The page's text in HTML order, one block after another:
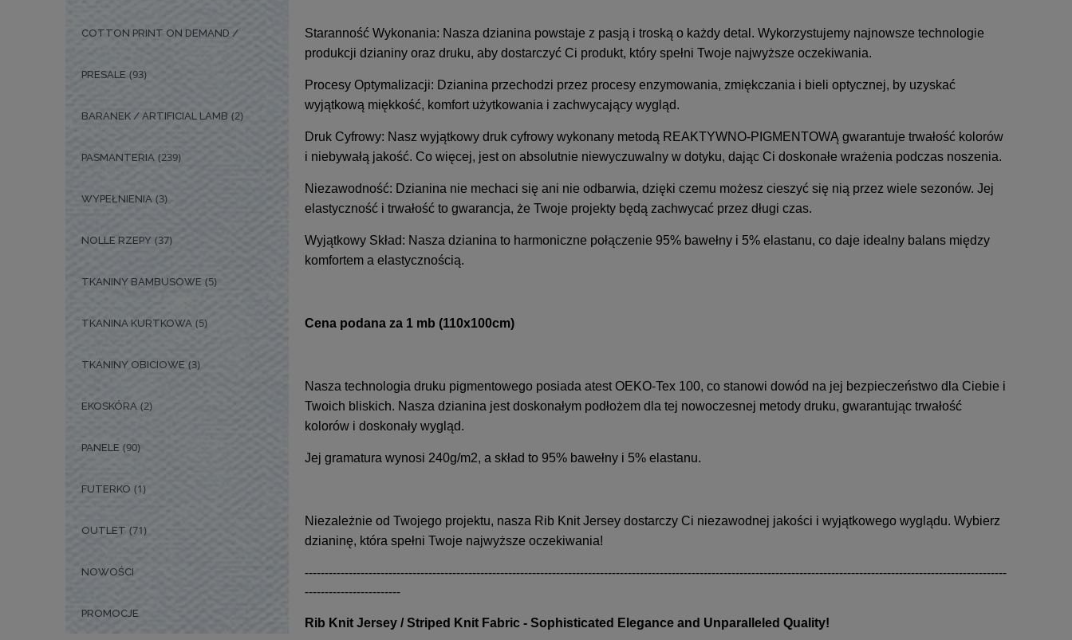
COTTON PRINT ON DEMAND /
PRESALE (93)
BARANEK / ARTIFICIAL LAMB (2)
PASMANTERIA (239)
WYPEŁNIENIA (3)
NOLLE RZEPY (37)
TKANINY BAMBUSOWE (5)
TKANINA KURTKOWA (5)
TKANINY OBICIOWE (3)
EKOSKÓRA (2)
PANELE (90)
FUTERKO (1)
OUTLET (71)
NOWOŚCI
PROMOCJE
Staranność Wykonania: Nasza dzianina powstaje z pasją i troską o każdy detal. Wykorzystujemy najnowsze technologie
produkcji dzianiny oraz druku, aby dostarczyć Ci produkt, który spełni Twoje najwyższe oczekiwania.
Procesy Optymalizacji: Dzianina przechodzi przez procesy enzymowania, zmiękczania i bieli optycznej, by uzyskać
wyjątkową miękkość, komfort użytkowania i zachwycający wygląd.
Druk Cyfrowy: Nasz wyjątkowy druk cyfrowy wykonany metodą REAKTYWNO-PIGMENTOWĄ gwarantuje trwałość kolorów
i niebywałą jakość. Co więcej, jest on absolutnie niewyczuwalny w dotyku, dając Ci doskonałe wrażenia podczas noszenia.
Niezawodność: Dzianina nie mechaci się ani nie odbarwia, dzięki czemu możesz cieszyć się nią przez wiele sezonów. Jej
elastyczność i trwałość to gwarancja, że Twoje projekty będą zachwycać przez długi czas.
Wyjątkowy Skład: Nasza dzianina to harmoniczne połączenie 95% bawełny i 5% elastanu, co daje idealny balans między
komfortem a elastycznością.
Cena podana za 1 mb (110x100cm)
Nasza technologia druku pigmentowego posiada atest OEKO-Tex 100, co stanowi dowód na jej bezpieczeństwo dla Ciebie i
Twoich bliskich. Nasza dzianina jest doskonałym podłożem dla tej nowoczesnej metody druku, gwarantując trwałość
kolorów i doskonały wygląd.
Jej gramatura wynosi 240g/m2, a skład to 95% bawełny i 5% elastanu.
Niezależnie od Twojego projektu, nasza Rib Knit Jersey dostarczy Ci niezawodnej jakości i wyjątkowego wyglądu. Wybierz
dzianinę, która spełni Twoje najwyższe oczekiwania!
--------------------------------------------------------------------------------------------------------------------------------------------------------------------------------
------------------------
Rib Knit Jersey / Striped Knit Fabric - Sophisticated Elegance and Unparalleled Quality!